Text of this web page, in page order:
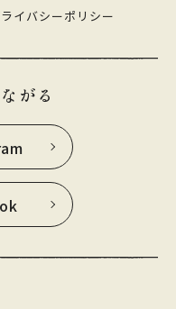
イバシーポリシー
がる